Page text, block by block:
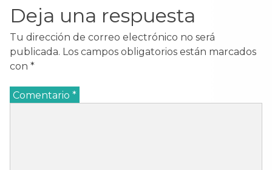
Deja una respuesta
Tu dirección de correo electrónico no será
publicada. Los campos obligatorios están marcados
con *
Comentario *